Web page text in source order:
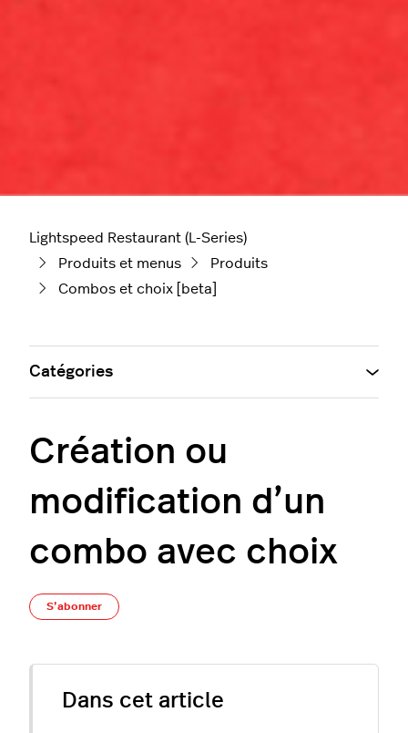
Lightspeed Restaurant (L-Series)
Produits et menus
Produits
Combos et choix [beta]
Création ou
modification d’un
combo avec choix
S’abonner
Dans cet article
Catégories